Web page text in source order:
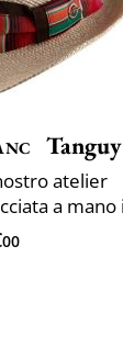
Tanguy
atelier
00